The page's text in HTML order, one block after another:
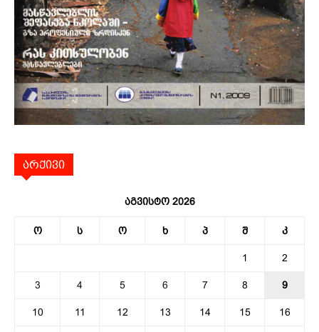
არქივი
აგვისტო 2026
ო ს ო ხ პ შ კ
1 2
3 4 5 6 7 8 9
10 11 12 13 14 15 16